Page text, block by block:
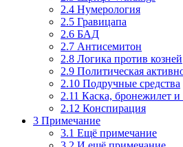
2.4 Нумерология
2.5 Гравицапа
2.6 БАД
2.7 Антисемитон
2.8 Логика против козней
2.9 Политическая
2.10 Подручные средства
2.11 Каска, бронежилет и
2.12 Конспирация
3 Примечание
3.1 Ещё примечание